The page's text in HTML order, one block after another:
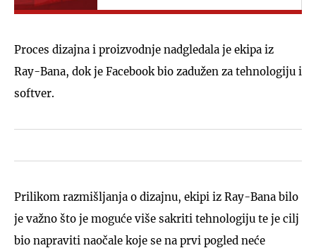
Proces dizajna i proizvodnje nadgledala je ekipa iz
Ray-Bana, dok je Facebook bio zadužen za tehnologiju i
softver.
Prilikom razmišljanja o dizajnu, ekipi iz Ray-Bana bilo
je važno što je moguće više sakriti tehnologiju te je cilj
bio napraviti naočale koje se na prvi pogled neće